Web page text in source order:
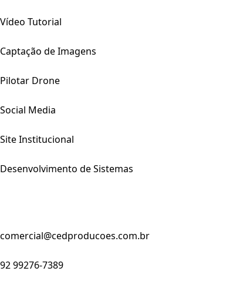
Vídeo Tutorial
Captação de Imagens
Pilotar Drone
Social Media
Site Institucional
Desenvolvimento de Sistemas
comercial@cedproducoes.com.br
92 99276-7389